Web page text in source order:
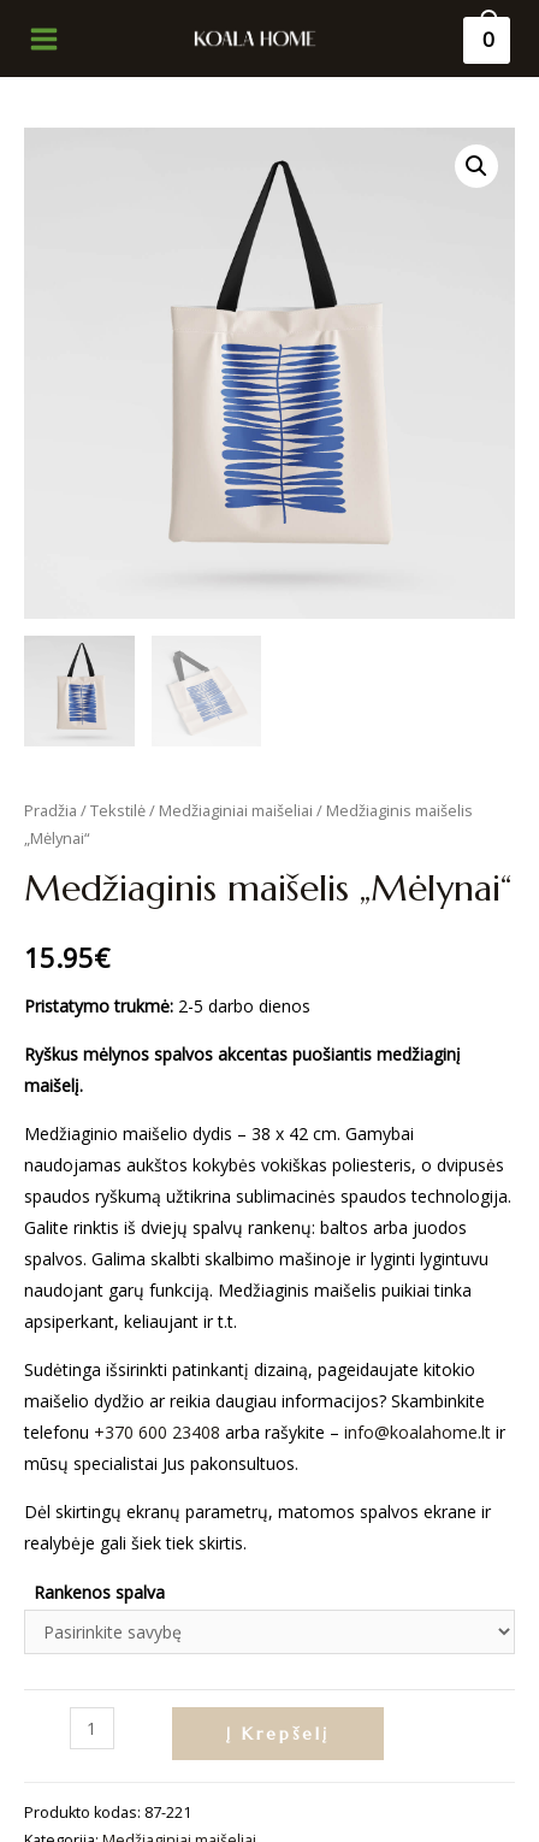
Main
0
Pradžia /Tekstilė/ Medžiaginiai maišeliai / Medžiaginis maišelis
„Mėlynai“
Medžiaginis maišelis „Mėlynai“
15.95€
Pristatymo trukmė: 2-5 darbo dienos
Ryškus mėlynos spalvos akcentas puošiantis medžiaginį
maišelį.
Medžiaginio maišelio dydis – 38 x 42 cm. Gamybai
naudojamas aukštos kokybės vokiškas poliesteris, o dvipusės
spaudos ryškumą užtikrina sublimacinės spaudos technologija.
Galite rinktis iš dviejų spalvų rankenų: baltos arba juodos
spalvos. Galima skalbti skalbimo mašinoje ir lyginti lygintuvu
naudojant garų funkciją. Medžiaginis maišelis puikiai tinka
apsiperkant, keliaujant ir t.t.
Sudėtinga išsirinkti patinkantį dizainą, pageidaujate kitokio
maišelio dydžio ar reikia daugiau informacijos? Skambinkite
telefonu +370 600 23408 arba rašykite – info@koalahome.lt ir
mūsų specialistai Jus pakonsultuos.
Dėl skirtingų ekranų parametrų, matomos spalvos ekrane ir
realybėje gali šiek tiek skirtis.
Rankenos spalva
produkto
maišelis
Į Krepšelį
Produkto kodas: 87-221